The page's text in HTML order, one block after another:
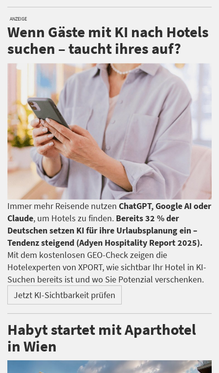
ANZEIGE
Wenn Gäste mit KI nach Hotels
suchen – taucht ihres auf?
Immer mehr Reisende nutzen ChatGPT, Google AI oder
Claude, um Hotels zu finden. Bereits 32 % der
Deutschen setzen KI für ihre Urlaubsplanung ein –
Tendenz steigend (Adyen Hospitality Report 2025).
Mit dem kostenlosen GEO-Check zeigen die
Hotelexperten von XPORT, wie sichtbar Ihr Hotel in KI-
Suchen bereits ist und wo Sie Potenzial verschenken.
Jetzt KI-Sichtbarkeit prüfen
Habyt startet mit Aparthotel
in Wien